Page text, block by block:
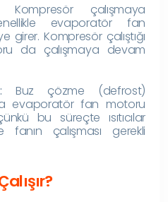
Kompresör çalışmaya
evaporatör fan
Kompresör çalıştığı
da çalışmaya devam
Buz çözme (defrost)
evaporatör fan motoru
bu süreçte ısıtıcılar
çalışması gerekli